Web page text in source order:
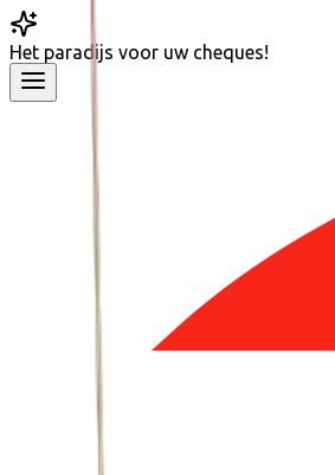
Het paradijs voor uw cheques!